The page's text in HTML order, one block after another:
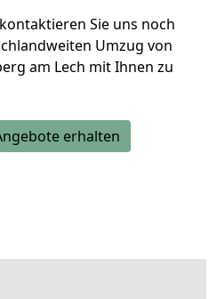
Sie uns noch
Umzug von
am Lech mit Ihnen zu
erhalten